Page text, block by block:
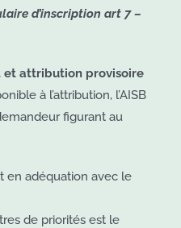
d’inscription art 7 –
et attribution provisoire
à l’attribution, l’AISB
figurant au
en adéquation avec le
de priorités est le